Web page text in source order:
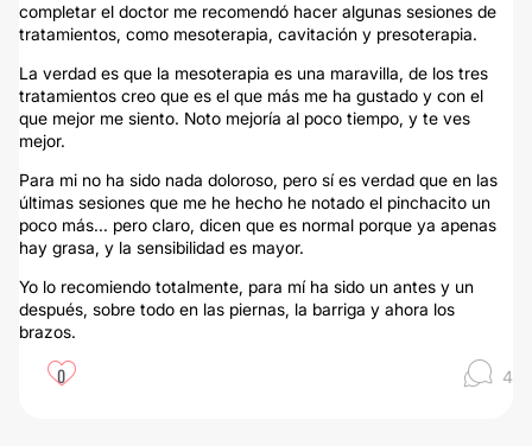
completar el doctor me recomendó hacer algunas sesiones de
tratamientos, como mesoterapia, cavitación y presoterapia.
La verdad es que la mesoterapia es una maravilla, de los tres
tratamientos creo que es el que más me ha gustado y con el
que mejor me siento. Noto mejoría al poco tiempo, y te ves
mejor.
Para mi no ha sido nada doloroso, pero sí es verdad que en las
últimas sesiones que me he hecho he notado el pinchacito un
poco más... pero claro, dicen que es normal porque ya apenas
hay grasa, y la sensibilidad es mayor.
Yo lo recomiendo totalmente, para mí ha sido un antes y un
después, sobre todo en las piernas, la barriga y ahora los
brazos.
0 4